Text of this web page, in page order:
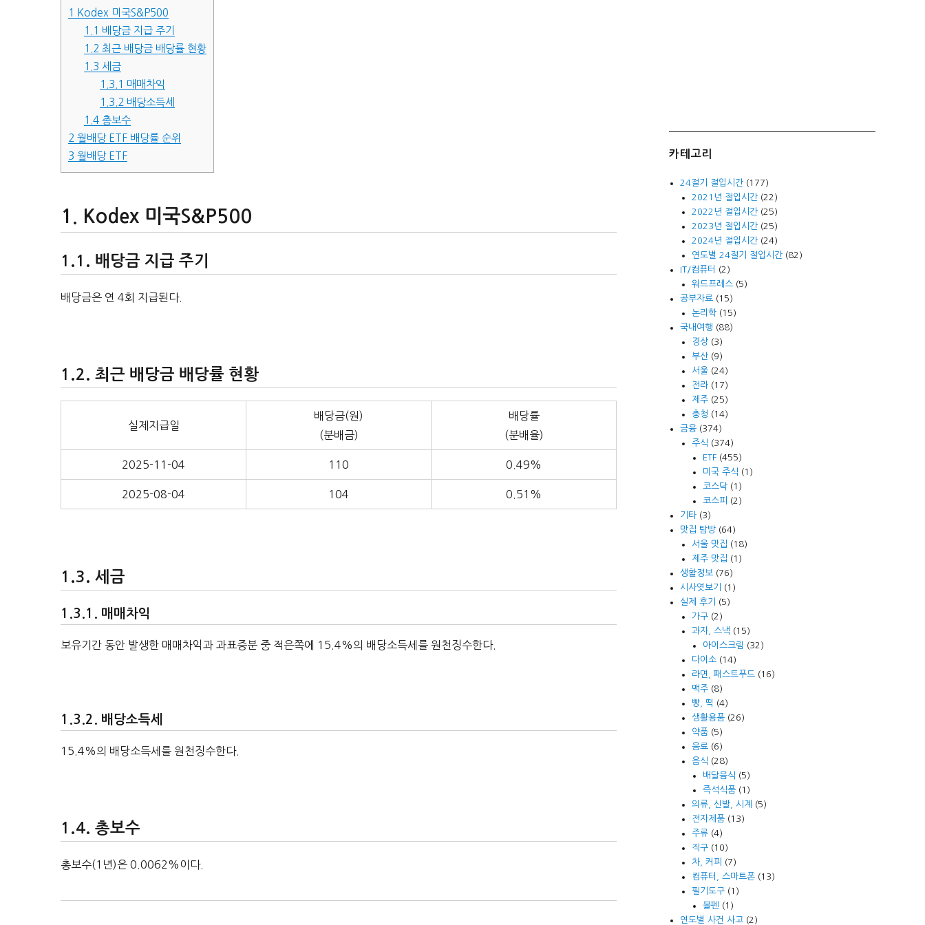
1
Kodex 미국S&P500
1.1 배당금 지급 주기
1.2 최근 배당금 배당률 현황
1.3 세금
1.3.1 매매차익
1.3.2 배당소득세
1.4총보수
2 월배당 ETF 배당률 순위
3 월배당 ETF
Kodex 미국S&P500
배당금 지급 주기
배당금은 연 4회 지급된다.
최근 배당금 배당률 현황
실제지급일
배당금(원)
(분배금)
배당률
(분배율)
2025-11-04 110 0.49%
2025-08-04 104 0.51%
세금
매매차익
보유기간 동안 발생한 매매차익과 과표증분 중 적은쪽에 15.4%의 배당소득세를 원천징수한다.
배당소득세
15.4%의 배당소득세를 원천징수한다.
총보수
총보수(1년)은 0.0062%이다.
카테고리
24절기 절입시간 (177)
2021년 절입시간(22)
2022년 절입시간(25)
2023년 절입시간(25)
2024년 절입시간(24)
연도별 24절기 절입시간(82)
IT/컴퓨터
(2)
워드프레스(5)
공부자료 (15)
논리학(15)
국내여행 (88)
경상(3)
부산(9)
서울(24)
전라(17)
제주(25)
충청 (14)
금융 (374)
주식 (374)
ETF(455)
미국 주식 (1)
코스닥(1)
코스피
(2)
기타 (3)
맛집 탐방 (64)
서울 맛집 (18)
제주 맛집 (1)
생활정보 (76)
시사엿보기
(1)
실제 후기
(5)
가구(2)
과자, 스낵 (15)
아이스크림 (32)
다이소(14)
라면, 패스트푸드(16)
맥주(8)
빵, 떡 (4)
생활용품(26)
약품(5)
음료(6)
음식 (28)
배달음식 (5)
즉석식품(1)
의류, 신발, 시계
(5)
전자제품(13)
주류(4)
직구(10)
차, 커피
(7)
컴퓨터, 스마트폰(13)
필기도구(1)
볼펜 (1)
연도별 사건 사고 (2)